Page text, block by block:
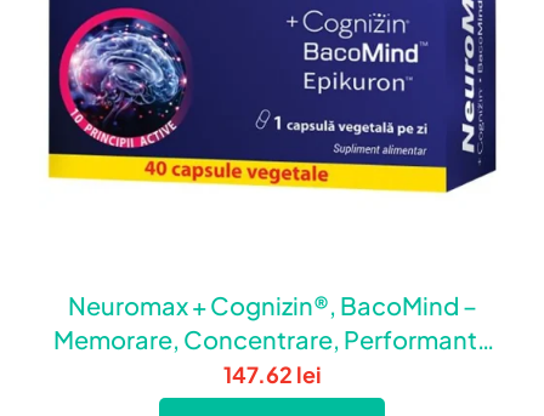
Neuromax + Cognizin®, BacoMind –
Memorare, Concentrare, Performanta
Cerebrala (40 cps)
147.62 lei